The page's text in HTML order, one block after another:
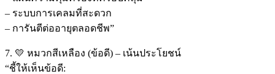
– ระบบการเคลมที่สะดวก
– การันตีต่ออายุตลอดชีพ”
7. 💛 หมวกสีเหลือง (ข้อดี) – เน้นประโยชน์
“ชี้ให้เห็นข้อดี: